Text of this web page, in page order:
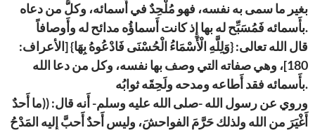
بغير ما سمى به نفسه، فهو مُلْحِدٌ في أَسمائه، وكلُّ من دعاه
بأَسمائه فَمُسَبِّح له بها إِذ كانت أَسماؤُه مدائح له وأَوصافاً.
قال الله تعالى: {وَلِلَّهِ الْأَسْمَاءُ الْحُسْنَى فَادْعُوهُ بِهَا} [الأعراف:
180]، وهي صفاته التي وصف بها نفسه، وكل من دعا الله
بأَسمائه فقد أَطاعه ومدحه ولَحِقَه ثوابُه.
وروي عن رسول الله -صلى الله عليه وسلم- أَنه قال: ((ما أَحدٌ
أَغْيَرَ من الله ولذلك حَرَّمَ الفواحشَ، وليس أَحدٌ أَحبَّ إِليه المَدْحُ